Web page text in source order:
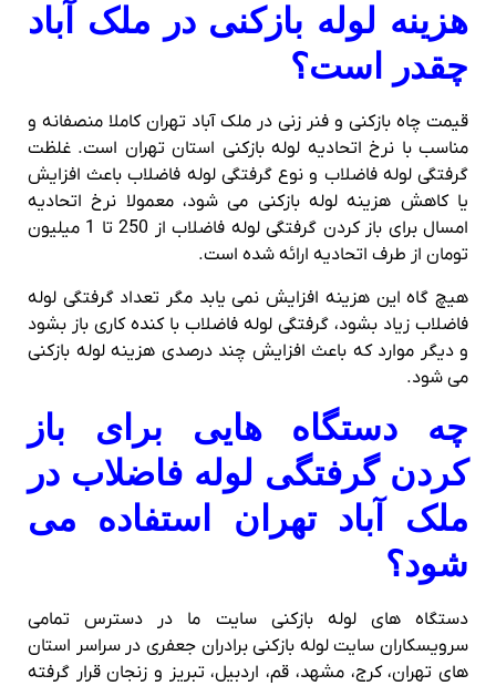
هزینه لوله بازکنی در ملک آباد
چقدر است؟
قیمت چاه بازکنی و فنر زنی در ملک آباد تهران کاملا منصفانه و
مناسب با نرخ اتحادیه لوله بازکنی استان تهران است. غلظت
گرفتگی لوله فاضلاب و نوع گرفتگی لوله فاضلاب باعث افزایش
یا کاهش هزینه لوله بازکنی می شود، معمولا نرخ اتحادیه
امسال برای باز کردن گرفتگی لوله فاضلاب از 250 تا 1 میلیون
تومان از طرف اتحادیه ارائه شده است.
هیچ گاه این هزینه افزایش نمی یابد مگر تعداد گرفتگی لوله
فاضلاب زیاد بشود، گرفتگی لوله فاضلاب با کنده کاری باز بشود
و دیگر موارد که باعث افزایش چند درصدی هزینه لوله بازکنی
می شود.
چه دستگاه هایی برای باز
کردن گرفتگی لوله فاضلاب در
ملک آباد تهران استفاده می
شود؟
دستگاه های لوله بازکنی سایت ما در دسترس تمامی
سرویسکاران سایت لوله بازکنی برادران جعفری در سراسر استان
های تهران، کرج، مشهد، قم، اردبیل، تبریز و زنجان قرار گرفته